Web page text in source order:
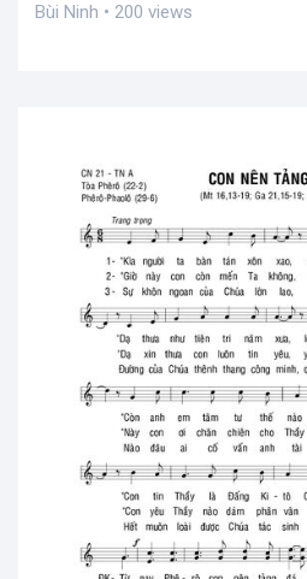
Bùi Ninh • 200 views